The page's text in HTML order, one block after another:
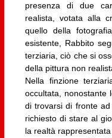
presenza di due
realista, votata alla
quello della
esistente, Rabbito
terziaria, ciò che si
della pittura non
Nella finzione
occultata, nonostante
di trovarsi di fronte
richiesto di stare al
la realtà